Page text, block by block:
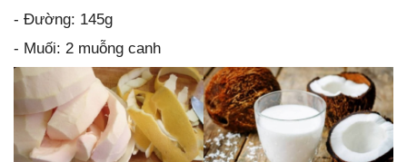
- Đường: 145g
- Muối: 2 muỗng canh